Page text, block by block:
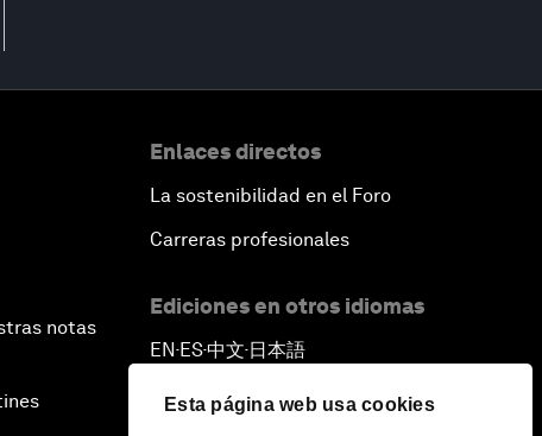
Esta página web usa cookies
notas
Enlaces directos
La sostenibilidad en el Foro
Carreras profesionales
Ediciones en otros idiomas
EN ▪ES▪中文▪ 日本語